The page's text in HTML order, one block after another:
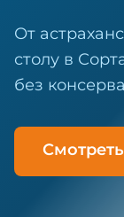
От
столу в
без